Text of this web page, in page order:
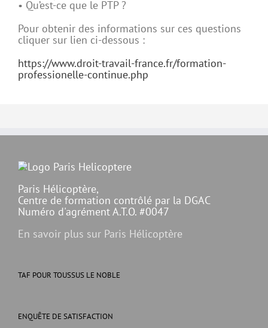
• Qu’est-ce que le PTP ?
Pour obtenir des informations sur ces questions
cliquer sur lien ci-dessous :
https://www.droit-travail-france.fr/formation-
professionelle-continue.php
Paris Hélicoptère,
Centre de formation contrôlé par la DGAC
Numéro d'agrément A.T.O. #0047
En savoir plus sur Paris Hélicoptère
TAF POUR TOUSSUS LE NOBLE
ENQUÊTE DE SATISFACTION